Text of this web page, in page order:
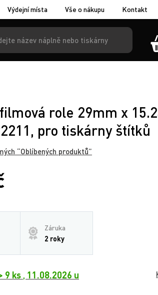
Výdejní místa Vše o nákupu Kontakt
role 29mm x
pro tiskárny štítků
“Oblíbených produktů”
Záruka
2 roky
9 ks , 11.08.2026 u